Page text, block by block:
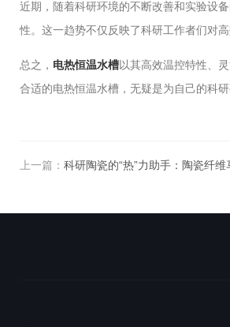
近期，随着科研环境的不断改善和实验设
性。这一趋势不仅反映了科研工作者们对
总之， 电热恒温水槽以其高效温控特性、
合适的电热恒温水槽，无疑是为自己的科
上一篇： 科研陶瓷的“热”力助手：陶瓷纤